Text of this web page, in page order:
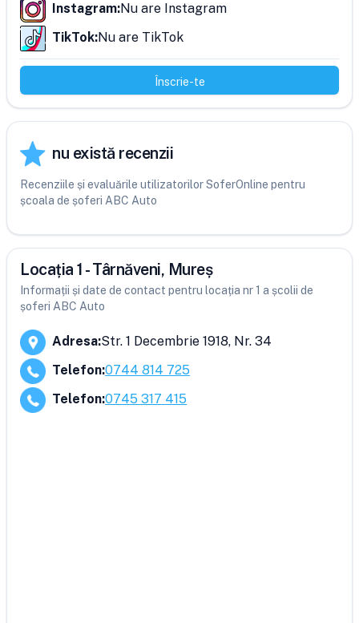
Instagram:Nu are Instagram
TikTok:Nu are TikTok
Înscrie-te
nu există recenzii
Recenziile și evaluările utilizatorilor SoferOnline pentru
școala de șoferi ABC Auto
Locația 1 - Târnăveni, Mureș
Informații și date de contact pentru locația nr 1 a școlii de
șoferi ABC Auto
Adresa:Str. 1 Decembrie 1918, Nr. 34
Telefon:0744 814 725
Telefon:0745 317 415